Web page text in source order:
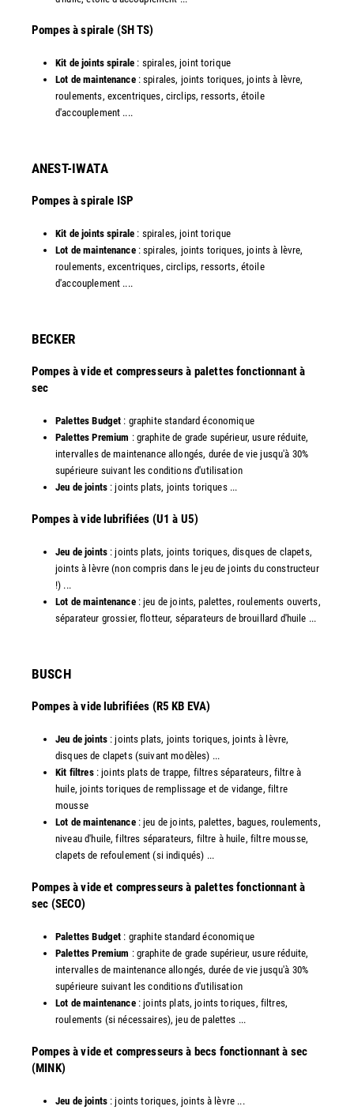
​Pompes à spirale (SH TS)
Kit de joints spirale : spirales, joint torique
Lot de maintenance: spirales, joints toriques, joints à lèvre,
roulements, excentriques, circlips, ressorts, étoile
d'accouplement ....​
ANEST-IWATA
Pompes à spirale ISP
Kit de joints spirale : spirales, joint torique
Lot de maintenance: spirales, joints toriques, joints à lèvre,
roulements, excentriques, circlips, ressorts, étoile
d'accouplement ....
​BECKER
Pompes à vide et compresseurs à palettes fonctionnant à
sec
Palettes Budget : graphite standard économique
Palettes Premium : graphite de grade supérieur, usure réduite,
intervalles de maintenance allongés, durée de vie jusqu'à 30%
supérieure suivant les conditions d'utilisation
Jeu de joints: joints plats, joints toriques ...
​Pompes à vide lubrifiées (U1 à U5)
Jeu de joints: joints plats, joints toriques, disques de clapets,
joints à lèvre (non compris dans le jeu de joints du constructeur
!) ...
Lot de maintenance: jeu de joints, palettes, roulements ouverts,
séparateur grossier, flotteur, séparateurs de brouillard d'huile ...
​BUSCH
Pompes à vide lubrifiées (R5 KB EVA)
Jeu de joints : joints plats, joints toriques, joints à lèvre,
disques de clapets (suivant modèles) ...
Kit filtres: joints plats de trappe, filtres séparateurs, filtre à
huile, joints toriques de remplissage et de vidange, filtre
mousse
Lot de maintenance: jeu de joints, palettes, bagues, roulements,
niveau d'huile, filtres séparateurs, filtre à huile, filtre mousse,
clapets de refoulement (si indiqués) ...
​Pompes à vide et compresseurs à palettes fonctionnant à
sec (SECO)
Palettes Budget : graphite standard économique
Palettes Premium : graphite de grade supérieur, usure réduite,
intervalles de maintenance allongés, durée de vie jusqu'à 30%
supérieure suivant les conditions d'utilisation
Lot de maintenance: joints plats, joints toriques, filtres,
roulements (si nécessaires), jeu de palettes ...
Pompes à vide et compresseurs à becs fonctionnant à sec
(MINK)
Jeu de joints: joints toriques, joints à lèvre ...